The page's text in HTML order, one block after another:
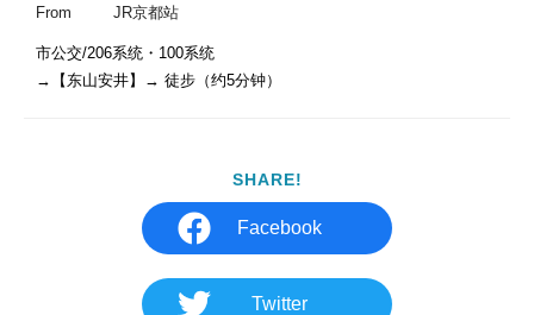
From JR京都站
市公交/206系统・100系统
→【东山安井】→ 徒步（约5分钟）
SHARE!
Facebook
Twitter